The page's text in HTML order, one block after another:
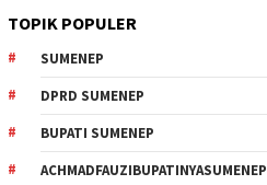
TOPIK POPULER
SUMENEP
DPRD SUMENEP
BUPATI SUMENEP
ACHMADFAUZIBUPATINYASUMENEP